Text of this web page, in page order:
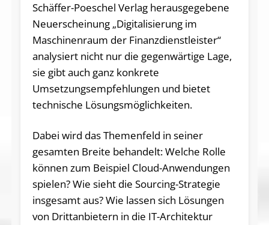
Schäffer-Poeschel Verlag herausgegebene
Neuerscheinung „Digitalisierung im
Maschinenraum der Finanzdienstleister“
analysiert nicht nur die gegenwärtige Lage,
sie gibt auch ganz konkrete
Umsetzungsempfehlungen und bietet
technische Lösungsmöglichkeiten.
Dabei wird das Themenfeld in seiner
gesamten Breite behandelt: Welche Rolle
können zum Beispiel Cloud-Anwendungen
spielen? Wie sieht die Sourcing-Strategie
insgesamt aus? Wie lassen sich Lösungen
von Drittanbietern in die IT-Architektur